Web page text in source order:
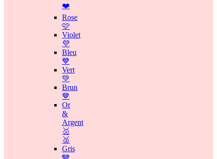
❤️
Rose
🩷
Violet
💜
Bleu
💙
Vert
💚
Brun
🤎
Or
&
Argent
🥇
🥈
Gris
🩶